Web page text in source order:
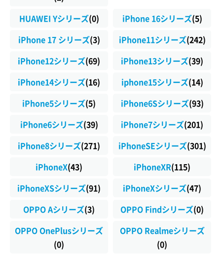
HUAWEI Yシリーズ(0) iPhone 16シリーズ(5)
iPhone 17 シリーズ(3) iPhone11シリーズ(242)
iPhone12シリーズ(69) iPhone13シリーズ(39)
iPhone14シリーズ(16) iphone15シリーズ(14)
iPhone5シリーズ(5) iPhone6Sシリーズ(93)
iPhone6シリーズ(39) iPhone7シリーズ(201)
iPhone8シリーズ(271) iPhoneSEシリーズ(301)
iPhoneX(43) iPhoneXR(115)
iPhoneXSシリーズ(91) iPhoneXシリーズ(47)
OPPO Aシリーズ(3) OPPO Findシリーズ(0)
OPPO OnePlusシリーズ
(0)
OPPO Realmeシリーズ
(0)